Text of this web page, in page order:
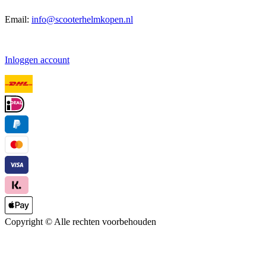
Email: info@scooterhelmkopen.nl
Inloggen account
Copyright © Alle rechten voorbehouden